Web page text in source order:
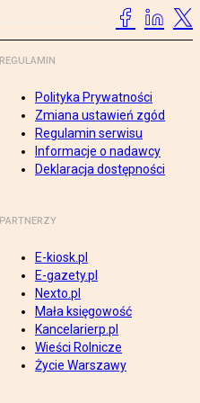
REGULAMIN
Polityka Prywatności
Zmiana ustawień zgód
Regulamin serwisu
Informacje o nadawcy
Deklaracja dostępności
PARTNERZY
E-kiosk.pl
E-gazety.pl
Nexto.pl
Mała księgowość
Kancelarierp.pl
Wieści Rolnicze
Życie Warszawy